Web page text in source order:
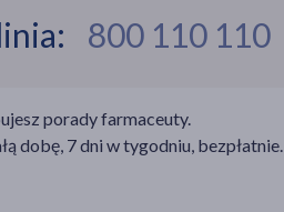
800 110 110
porady farmaceuty.
dobę, 7 dni w tygodniu, bezpłatnie.